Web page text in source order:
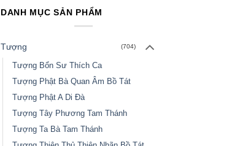
DANH MỤC SẢN PHẨM
Tượng (704)
Tượng Bổn Sư Thích Ca
Tượng Phật Bà Quan Âm Bồ Tát
Tượng Phật A Di Đà
Tượng Tây Phương Tam Thánh
Tượng Ta Bà Tam Thánh